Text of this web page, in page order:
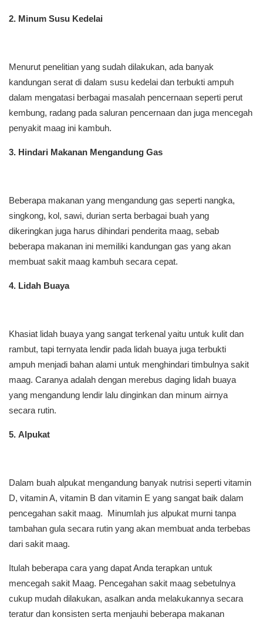
2. Minum Susu Kedelai
Menurut penelitian yang sudah dilakukan, ada banyak
kandungan serat di dalam susu kedelai dan terbukti ampuh
dalam mengatasi berbagai masalah pencernaan seperti perut
kembung, radang pada saluran pencernaan dan juga mencegah
penyakit maag ini kambuh.
3. Hindari Makanan Mengandung Gas
Beberapa makanan yang mengandung gas seperti nangka,
singkong, kol, sawi, durian serta berbagai buah yang
dikeringkan juga harus dihindari penderita maag, sebab
beberapa makanan ini memiliki kandungan gas yang akan
membuat sakit maag kambuh secara cepat.
4. Lidah Buaya
Khasiat lidah buaya yang sangat terkenal yaitu untuk kulit dan
rambut, tapi ternyata lendir pada lidah buaya juga terbukti
ampuh menjadi bahan alami untuk menghindari timbulnya sakit
maag. Caranya adalah dengan merebus daging lidah buaya
yang mengandung lendir lalu dinginkan dan minum airnya
secara rutin.
5. Alpukat
Dalam buah alpukat mengandung banyak nutrisi seperti vitamin
D, vitamin A, vitamin B dan vitamin E yang sangat baik dalam
pencegahan sakit maag. Minumlah jus alpukat murni tanpa
tambahan gula secara rutin yang akan membuat anda terbebas
dari sakit maag.
Itulah beberapa cara yang dapat Anda terapkan untuk
mencegah sakit Maag. Pencegahan sakit maag sebetulnya
cukup mudah dilakukan, asalkan anda melakukannya secara
teratur dan konsisten serta menjauhi beberapa makanan